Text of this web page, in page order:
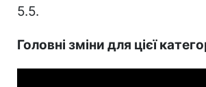
5.5.
Головні зміни для цієї